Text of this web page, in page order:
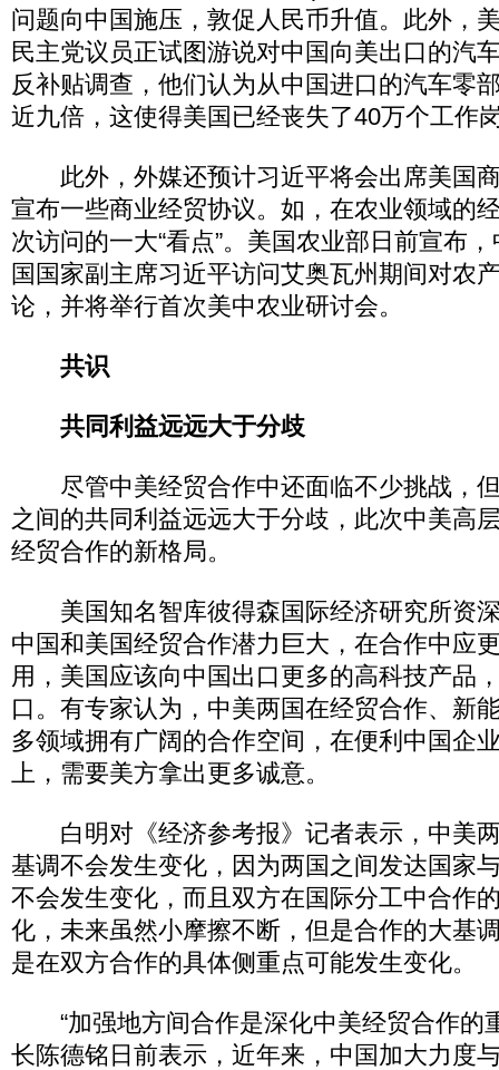
问题向中国施压，敦促人民币升值。此外，
民主党议员正试图游说对中国向美出口的汽
反补贴调查，他们认为从中国进口的汽车零
近九倍，这使得美国已经丧失了40万个工作
此外，外媒还预计习近平将会出席美国
宣布一些商业经贸协议。如，在农业领域的
次访问的一大“看点”。美国农业部日前宣布
国国家副主席习近平访问艾奥瓦州期间对农
论，并将举行首次美中农业研讨会。
共识
共同利益远远大于分歧
尽管中美经贸合作中还面临不少挑战，
之间的共同利益远远大于分歧，此次中美高
经贸合作的新格局。
美国知名智库彼得森国际经济研究所资
中国和美国经贸合作潜力巨大，在合作中应
用，美国应该向中国出口更多的高科技产品
口。有专家认为，中美两国在经贸合作、新
多领域拥有广阔的合作空间，在便利中国企
上，需要美方拿出更多诚意。
白明对《经济参考报》记者表示，中美
基调不会发生变化，因为两国之间发达国家
不会发生变化，而且双方在国际分工中合作
化，未来虽然小摩擦不断，但是合作的大基
是在双方合作的具体侧重点可能发生变化。
“加强地方间合作是深化中美经贸合作的
长陈德铭日前表示，近年来，中国加大力度